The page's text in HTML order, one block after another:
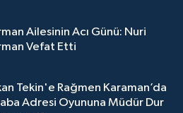
Ailesinin Acı Günü: Nuri
Vefat Etti
Tekin'e Rağmen Karaman’da
Adresi Oyununa Müdür Dur